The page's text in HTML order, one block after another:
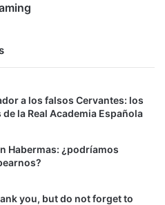
a los falsos Cervantes: los
la Real Academia Española
Habermas: ¿podríamos
you, but do not forget to